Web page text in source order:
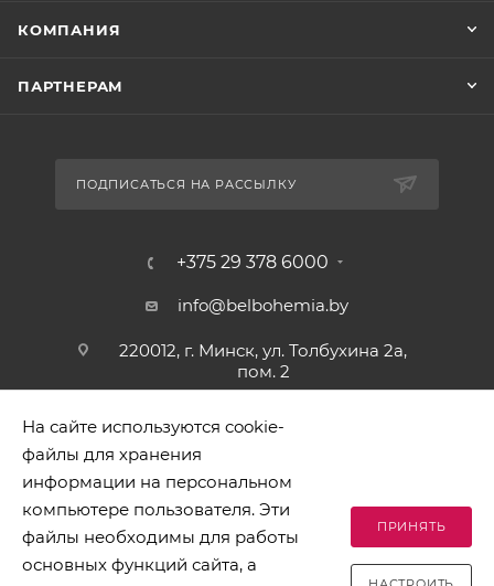
КОМПАНИЯ
ПАРТНЕРАМ
ПОДПИСАТЬСЯ НА РАССЫЛКУ
+375 29 378 6000
info@belbohemia.by
220012, г. Минск, ул. Толбухина 2а,
пом. 2
2026 © БЕЛБОГЕМИЯ (c). Оптовая торговля посудой и
хозяйственными товарами. Адрес: 220012, г. Минск, ул.
На сайте используются cookie-
файлы для хранения
информации на персональном
компьютере пользователя. Эти
файлы необходимы для работы
основных функций сайта, а
ПРИНЯТЬ